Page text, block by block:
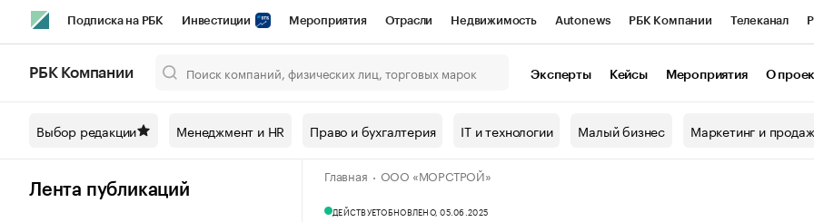
Подписка на РБК Инвестиции Мероприятия Отрасли Недвижимость Autonews РБК Компании Телеканал
Спецпроекты СПб Конференции СПб Спецпроекты Проверка контрагентов
Технологии и медиа Рынок наличной валюты
РБК Компании Эксперты Кейсы Мероприятия О
Выбор редакции Менеджмент и HR Право и бухгалтерия IT и технологии Малый бизнес Маркетинг и
Лента публикаций
Главная ООО «МОРСТРОЙ»
ДЕЙСТВУЕТОБНОВЛЕНО, 05.06.2025